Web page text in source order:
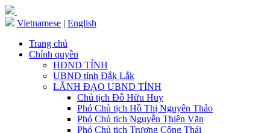
Vietnamese | English
Trang chủ
Chính quyền
HĐND TỈNH
UBND tỉnh Đắk Lắk
LÃNH ĐẠO UBND TỈNH
Chủ tịch Đỗ Hữu Huy
Phó Chủ tịch Hồ Thị Nguyên Thảo
Phó Chủ tịch Nguyễn Thiên Văn
Phó Chủ tịch Trương Công Thái